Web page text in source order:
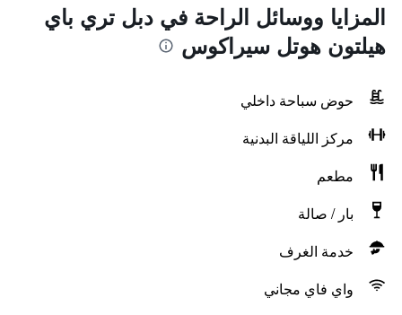
المزايا ووسائل الراحة في دبل تري باي
هيلتون هوتل سيراكوس
حوض سباحة داخلي
مركز اللياقة البدنية
مطعم
بار / صالة
خدمة الغرف
واي فاي مجاني